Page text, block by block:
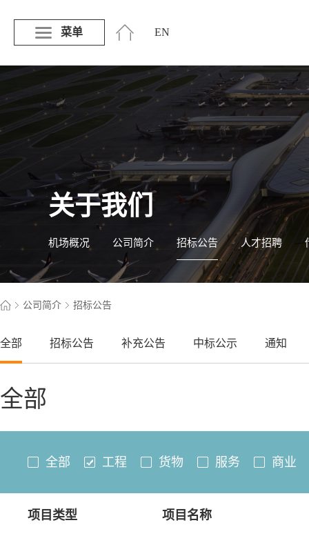
菜单 EN
关于我们
机场概况 公司简介 招标公告 人才招聘
公司简介 招标公告
全部 招标公告 补充公告 中标公示 通知
全部
全部 工程 货物 服务 商业
项目类型 项目名称